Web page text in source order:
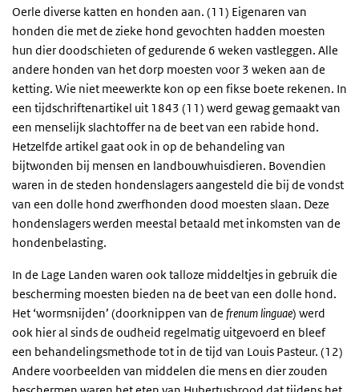
Oerle diverse katten en honden aan. (11) Eigenaren van
honden die met de zieke hond gevochten hadden moesten
hun dier doodschieten of gedurende 6 weken vastleggen. Alle
andere honden van het dorp moesten voor 3 weken aan de
ketting. Wie niet meewerkte kon op een fikse boete rekenen. In
een tijdschriftenartikel uit 1843 (11) werd gewag gemaakt van
een menselijk slachtoffer na de beet van een rabide hond.
Hetzelfde artikel gaat ook in op de behandeling van
bijtwonden bij mensen en landbouwhuisdieren. Bovendien
waren in de steden hondenslagers aangesteld die bij de vondst
van een dolle hond zwerfhonden dood moesten slaan. Deze
hondenslagers werden meestal betaald met inkomsten van de
hondenbelasting.
In de Lage Landen waren ook talloze middeltjes in gebruik die
bescherming moesten bieden na de beet van een dolle hond.
Het ‘wormsnijden’ (doorknippen van de frenum linguae) werd
ook hier al sinds de oudheid regelmatig uitgevoerd en bleef
een behandelingsmethode tot in de tijd van Louis Pasteur. (12)
Andere voorbeelden van middelen die mens en dier zouden